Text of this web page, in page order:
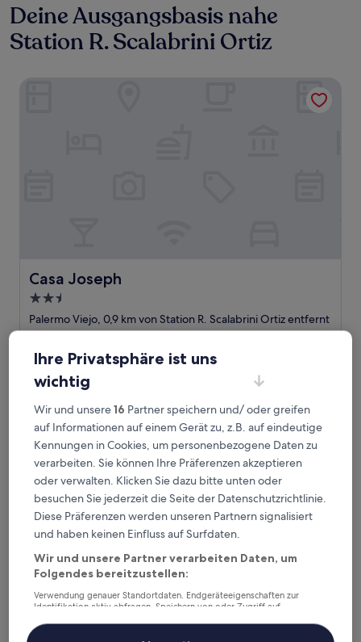
Deine Ausgangsbasis nahe
Station R. Scalabrini Ortiz
Casa Joseph
Casa Joseph
2.5-
Sterne-
Unterkunft
Palermo Viejo, 0,9 km von Station R. Scalabrini Ortiz entfernt
9.4
von
10,
Außergewöhnlich,
Bewertungen)
10. Aug.–11. Aug.
Mine Hotel Boutique
Mine Hotel Boutique
4.0-
Mine Hotel Boutique
Ihre Privatsphäre ist uns
wichtig
Wir und unsere16 Partner speichern und/ oder greifen
auf Informationen auf einem Gerät zu, z.B. auf eindeutige
Kennungen in Cookies, um personenbezogene Daten zu
verarbeiten. Sie können Ihre Präferenzen akzeptieren
oder verwalten. Klicken Sie dazu bitte unten oder
besuchen Sie jederzeit die Seite der Datenschutzrichtlinie.
Diese Präferenzen werden unseren Partnern signalisiert
und haben keinen Einfluss auf Surfdaten.
Wir und unsere Partner verarbeiten Daten, um
Folgendes bereitzustellen:
Verwendung genauer Standortdaten. Endgeräteeigenschaften zur
Identifikation aktiv abfragen. Speichern von oder Zugriff auf
Inhalte, Messung von Werbeleistung und der Performance von Inhalten,